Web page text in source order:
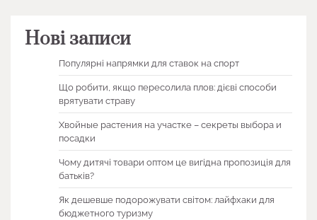
Нові записи
Популярні напрямки для ставок на спорт
Що робити, якщо пересолила плов: дієві способи
врятувати страву
Хвойные растения на участке – секреты выбора и
посадки
Чому дитячі товари оптом це вигідна пропозиція для
батьків?
Як дешевше подорожувати світом: лайфхаки для
бюджетного туризму